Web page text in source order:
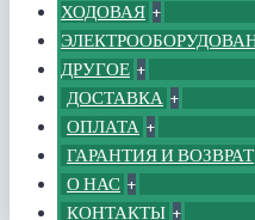
ХОДОВАЯ +
ДРУГОЕ +
ДОСТАВКА +
ОПЛАТА +
ГАРАНТИЯ И ВОЗВРАТ
О НАС +
КОНТАКТЫ +